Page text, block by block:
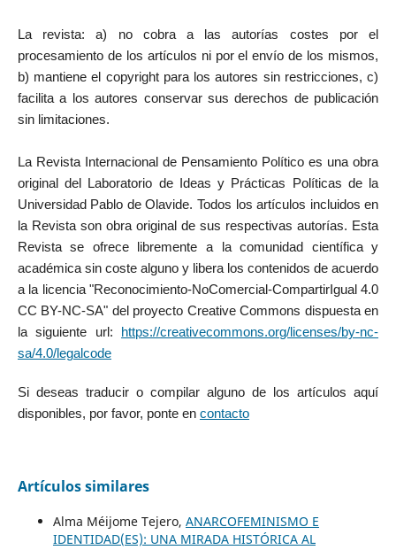
La revista: a) no cobra a las autorías costes por el
procesamiento de los artículos ni por el envío de los mismos,
b) mantiene el copyright para los autores sin restricciones, c)
facilita a los autores conservar sus derechos de publicación
sin limitaciones.
La Revista Internacional de Pensamiento Político es una obra
original del Laboratorio de Ideas y Prácticas Políticas de la
Universidad Pablo de Olavide. Todos los artículos incluidos en
la Revista son obra original de sus respectivas autorías. Esta
Revista se ofrece libremente a la comunidad científica y
académica sin coste alguno y libera los contenidos de acuerdo
a la licencia "Reconocimiento-NoComercial-CompartirIgual 4.0
CC BY-NC-SA" del proyecto Creative Commons dispuesta en
la siguiente url:
https://creativecommons.org/licenses/by-nc-
sa/4.0/legalcode
Si deseas traducir o compilar alguno de los artículos aquí
disponibles, por favor, ponte en contacto
Artículos similares
Alma Méijome Tejero, ANARCOFEMINISMO E
IDENTIDAD(ES): UNA MIRADA HISTÓRICA AL